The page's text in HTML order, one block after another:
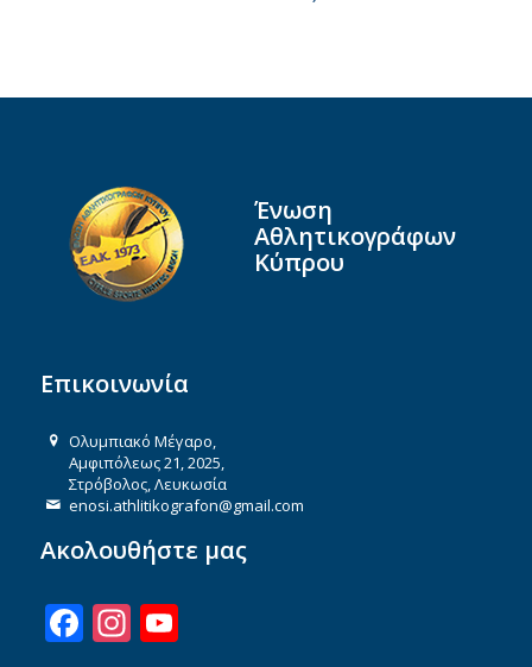
Ένωση
Αθλητικογράφων
Κύπρου
Επικοινωνία
Ολυμπιακό Μέγαρο,
Αμφιπόλεως 21, 2025,
Στρόβολος, Λευκωσία
enosi.athlitikografon@gmail.com
Ακολουθήστε μας
Facebook
Instagram
YouTube